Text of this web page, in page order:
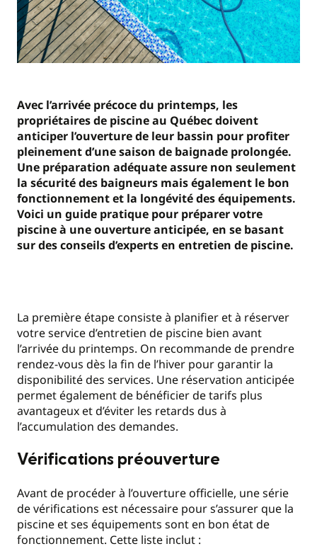
Avec l’arrivée précoce du printemps, les
propriétaires de piscine au Québec doivent
anticiper l’ouverture de leur bassin pour profiter
pleinement d’une saison de baignade prolongée.
Une préparation adéquate assure non seulement
la sécurité des baigneurs mais également le bon
fonctionnement et la longévité des équipements.
Voici un guide pratique pour préparer votre
piscine à une ouverture anticipée, en se basant
sur des conseils d’experts en entretien de piscine.
La première étape consiste à planifier et à réserver
votre service d’entretien de piscine bien avant
l’arrivée du printemps. On recommande de prendre
rendez-vous dès la fin de l’hiver pour garantir la
disponibilité des services. Une réservation anticipée
permet également de bénéficier de tarifs plus
avantageux et d’éviter les retards dus à
l’accumulation des demandes.
Vérifications préouverture
Avant de procéder à l’ouverture officielle, une série
de vérifications est nécessaire pour s’assurer que la
piscine et ses équipements sont en bon état de
fonctionnement. Cette liste inclut :